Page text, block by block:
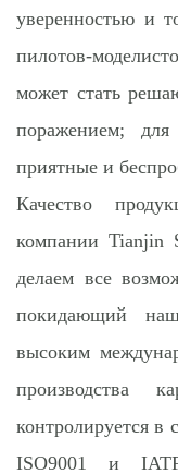
уверенностью и
пилотов-
может стать
поражением;
приятные и
Качество
компании Tianjin
делаем все
покидающий
высоким
производства
контролируется в
ISO9001 и